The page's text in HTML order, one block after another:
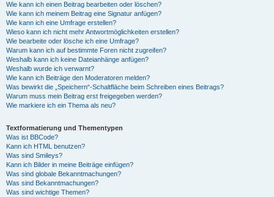
Wie kann ich einen Beitrag bearbeiten oder löschen?
Wie kann ich meinem Beitrag eine Signatur anfügen?
Wie kann ich eine Umfrage erstellen?
Wieso kann ich nicht mehr Antwortmöglichkeiten erstellen?
Wie bearbeite oder lösche ich eine Umfrage?
Warum kann ich auf bestimmte Foren nicht zugreifen?
Weshalb kann ich keine Dateianhänge anfügen?
Weshalb wurde ich verwarnt?
Wie kann ich Beiträge den Moderatoren melden?
Was bewirkt die „Speichern“-Schaltfläche beim Schreiben eines Beitrags?
Warum muss mein Beitrag erst freigegeben werden?
Wie markiere ich ein Thema als neu?
Textformatierung und Thementypen
Was ist BBCode?
Kann ich HTML benutzen?
Was sind Smileys?
Kann ich Bilder in meine Beiträge einfügen?
Was sind globale Bekanntmachungen?
Was sind Bekanntmachungen?
Was sind wichtige Themen?